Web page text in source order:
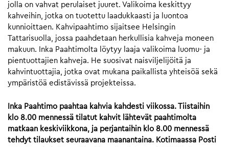
jolla on vahvat perulaiset juuret. Valikoima keskittyy
kahveihin, jotka on tuotettu laadukkaasti ja luontoa
kunnioittaen. Kahvipaahtimo sijaitsee Helsingin
Tattarisuolla, jossa paahdetaan herkullisia kahveja moneen
makuun. Inka Paahtimolta löytyy laaja valikoima luomu- ja
pientuottajien kahveja. He suosivat naisviljelijöitä ja
kahvintuottajia, jotka ovat mukana paikallista yhteisöä sekä
ympäristöä edistävissä projekteissa.
Inka Paahtimo paahtaa kahvia kahdesti viikossa. Tiistaihin
klo 8.00 mennessä tilatut kahvit lähtevät paahtimolta
matkaan keskiviikkona, ja perjantaihin klo 8.00 mennessä
tehdyt tilaukset seuraavana maanantaina. Kotimaassa Posti